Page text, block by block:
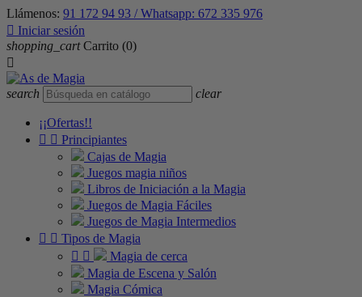
Llámenos: 91 172 94 93 / Whatsapp: 672 335 976
 Iniciar sesión
shopping_cart Carrito (0)

search clear
¡¡Ofertas!!
  Principiantes
Cajas de Magia
Juegos magia niños
Libros de Iniciación a la Magia
Juegos de Magia Fáciles
Juegos de Magia Intermedios
  Tipos de Magia
 
Magia de cerca
Magia de Escena y Salón
Magia Cómica